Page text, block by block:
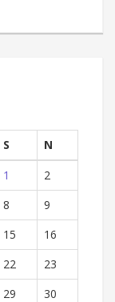
S
N
1
2
8
9
15
16
22
23
29
30